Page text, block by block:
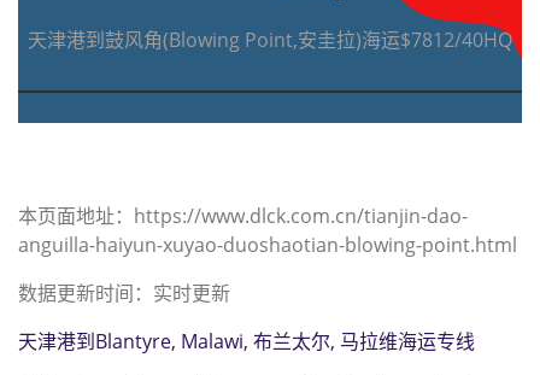
天津港到鼓风角(Blowing Point,安圭拉)海运$7812/40HQ
本页面地址：https://www.dlck.com.cn/tianjin-dao-
anguilla-haiyun-xuyao-duoshaotian-blowing-point.html
数据更新时间：实时更新
天津港到Blantyre, Malawi, 布兰太尔, 马拉维海运专线